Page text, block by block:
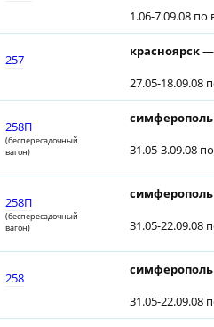
1.06-7.09.08
257
красноярск
27.05-18.09.08
258П
(беспересадочный
вагон)
31.05-3.09.08
258П
(беспересадочный
вагон)
31.05-22.09.08
258
31.05-22.09.08